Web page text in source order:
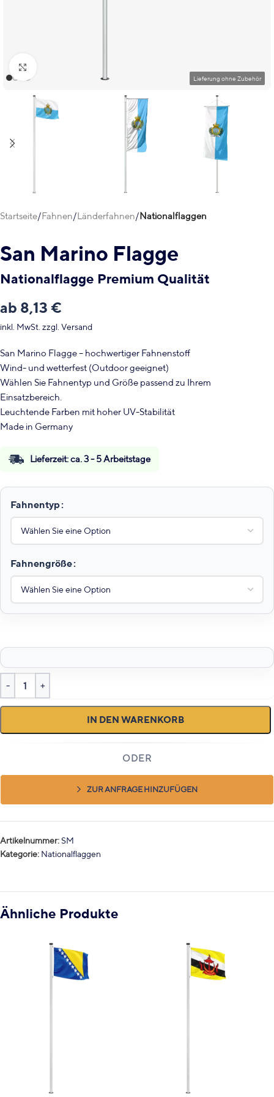
Startseite Fahnen Länderfahnen Nationalflaggen
San Marino Flagge
Nationalflagge Premium Qualität
ab 8,13 €
inkl. MwSt. zzgl. Versand
San Marino Flagge – hochwertiger Fahnenstoff
Wind- und wetterfest (Outdoor geeignet)
Wählen Sie Fahnentyp und Größe passend zu Ihrem
Einsatzbereich.
Leuchtende Farben mit hoher UV-Stabilität
Made in Germany
Lieferzeit:ca. 3 - 5 Arbeitstage
Fahnentyp
Fahnengröße
IN DEN WARENKORB
ZUR ANFRAGE HINZUFÜGEN
Artikelnummer:SM
Kategorie: Nationalflaggen
Ähnliche Produkte